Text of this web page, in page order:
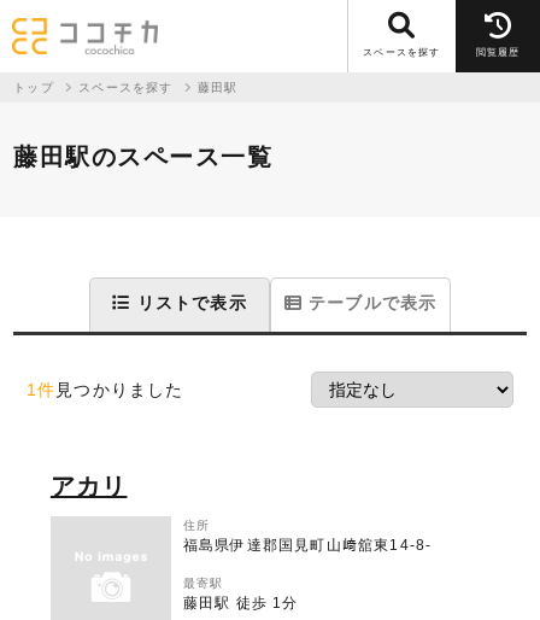
スペースを探す 閲覧履歴
トップ スペースを探す 藤田駅
藤田駅のスペース一覧
リストで表示 テーブルで表示
1件 見つかりました
アカリ
住所
福島県伊達郡国見町山﨑舘東14-8-
最寄駅
藤田駅 徒歩 1分